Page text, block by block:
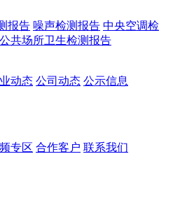
报告 噪声检测报告 中央空调检
公共场所卫生检测报告
动态 公司动态 公示信息
专区 合作客户 联系我们